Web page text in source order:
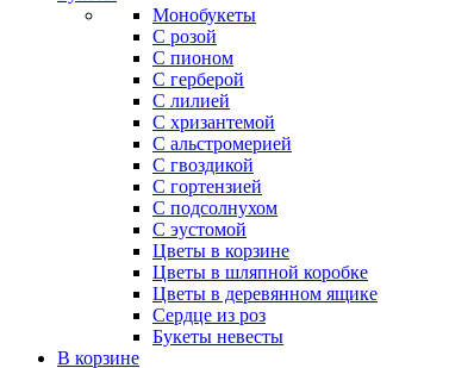
Монобукеты
С розой
С пионом
С герберой
С лилией
С хризантемой
С альстромерией
С гвоздикой
С гортензией
С подсолнухом
С эустомой
Цветы в корзине
Цветы в шляпной коробке
Цветы в деревянном ящике
Сердце из роз
Букеты невесты
В корзине